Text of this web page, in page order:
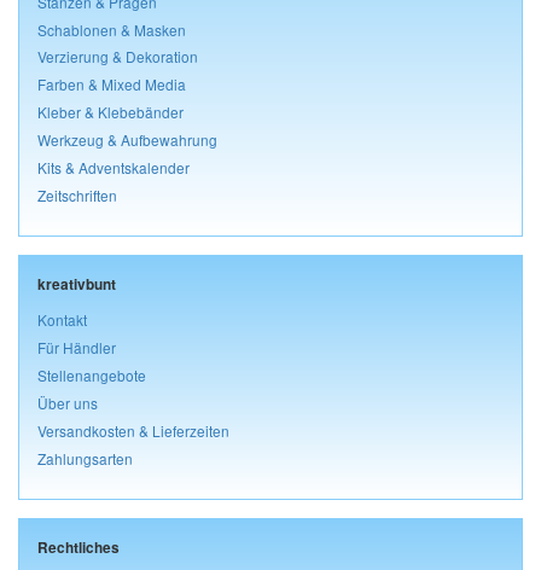
Schablonen & Masken
Verzierung & Dekoration
Farben & Mixed Media
Kleber & Klebebänder
Werkzeug & Aufbewahrung
Kits & Adventskalender
Zeitschriften
kreativbunt
Kontakt
Für Händler
Stellenangebote
Über uns
Versandkosten & Lieferzeiten
Zahlungsarten
Rechtliches